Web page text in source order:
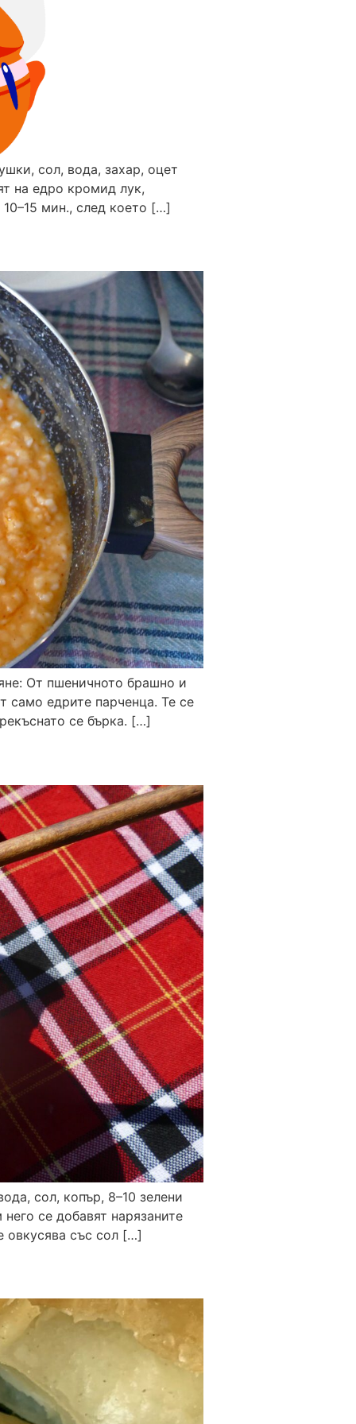
сол, вода, захар, оцет
на едро кромид лук,
мин., след което […]
От пшеничното брашно и
само едрите парченца. Те се
се бърка. […]
сол, копър, 8–10 зелени
се добавят нарязаните
овкусява със сол […]